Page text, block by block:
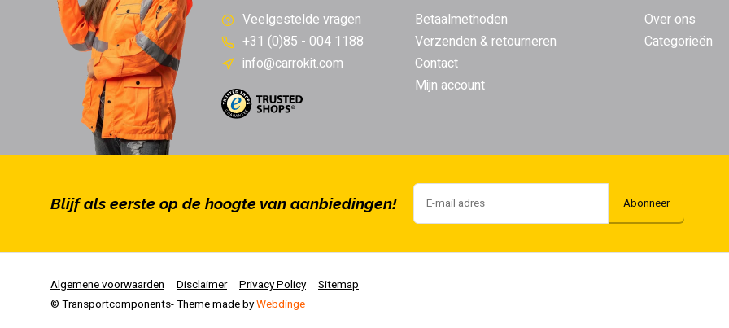
Veelgestelde vragen
+31 (0)85 - 004 1188
info@carrokit.com
Betaalmethoden
Verzenden & retourneren
Contact
Mijn account
Over ons
Categorieën
Blijf als eerste op de hoogte van aanbiedingen! Abonneer
Algemene voorwaarden Disclaimer Privacy Policy
Sitemap
© Transportcomponents- Theme made byWebdinge